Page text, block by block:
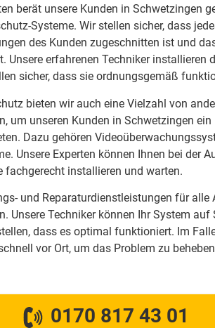
berät unsere Kunden in Schwetzingen
Systeme. Wir stellen sicher, dass
des Kunden zugeschnitten ist und
Unsere erfahrenen Techniker installieren
sicher, dass sie ordnungsgemäß
bieten wir auch eine Vielzahl von
um unseren Kunden in Schwetzingen
Dazu gehören
Unsere Experten können Ihnen bei der
fachgerecht installieren und warten.
und Reparaturdienstleistungen für alle
Unsere Techniker können Ihr System auf
dass es optimal funktioniert. Im
vor Ort, um das Problem zu
0170 817 43 01